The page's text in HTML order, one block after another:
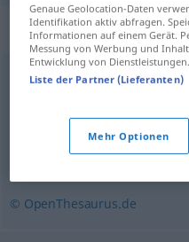
Synonyme
leimen ,kleistern,kleben
(wieder) herrichten,flicken
© OpenThesaurus.de
Genaue Geolocation-Daten
Identifikation aktiv abfragen.
Informationen auf einem Gerät.
Messung von Werbung und
Entwicklung von Dienstleistungen.
Liste der Partner (Lieferanten)
Mehr Optionen